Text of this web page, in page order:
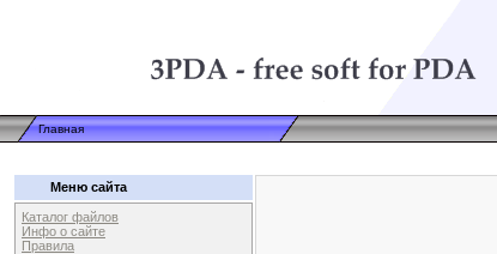
Главная
Меню сайта
Каталог файлов
Инфо о сайте
Правила